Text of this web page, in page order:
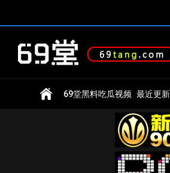
搜索
69堂黑料吃瓜视频 最近更新